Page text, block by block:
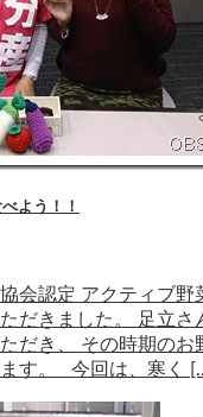
よう！！
会認定 アクティブ野
だきました。 足立さ
だき、 その時期のお
す。 今回は、寒く